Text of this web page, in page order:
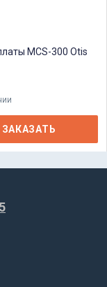
MCS-300 Otis
ЗАКАЗАТЬ